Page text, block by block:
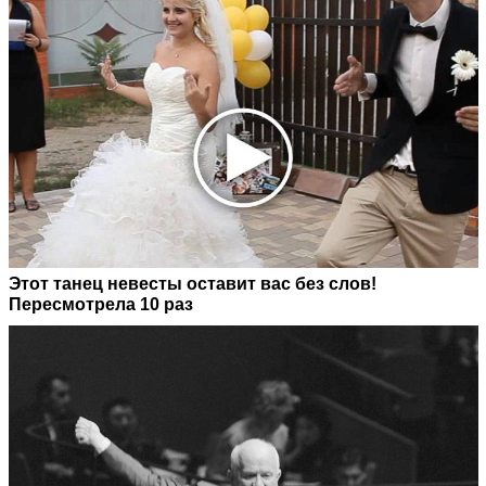
Этот танец невесты оставит вас без слов!
Пересмотрела 10 раз